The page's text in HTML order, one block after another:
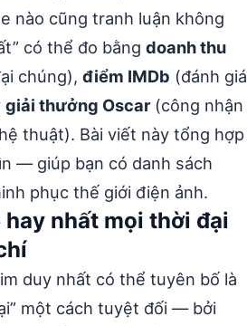
nào cũng tranh luận không
có thể đo bằng doanh thu
chúng), điểm IMDb (đánh giá
giải thưởng Oscar(công nhận
thuật). Bài viết này tổng hợp
— giúp bạn có danh sách
phục thế giới điện ảnh.
nhất mọi thời đại
duy nhất có thể tuyên bố là
một cách tuyệt đối — bởi